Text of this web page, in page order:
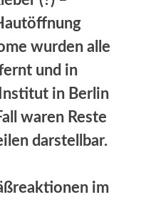
wurden alle
und in
in Berlin
waren Reste
darstellbar.
im